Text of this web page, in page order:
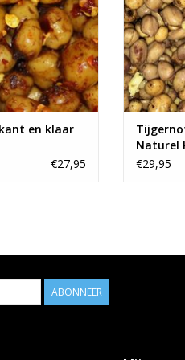
en klaar
€27,95
Naturel
€29,95
ABONNEER